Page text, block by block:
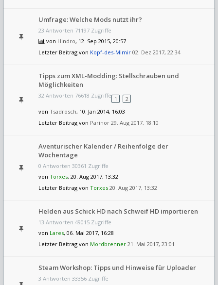
Umfrage: Welche Mods nutzt ihr?
23 Antworten 71197 Zugriffe
von Hindro, 12. Sep 2015, 20:57
Letzter Beitrag von Kopf-des-Mimir 02. Dez 2017, 22:34
Tipps zum XML-Modding: Stellschrauben und
Möglichkeiten
32 Antworten 76618 Zugriffe 1
2
von Tsadrosch, 10. Jan 2014, 16:03
Letzter Beitrag von Parinor 29. Aug 2017, 18:10
Aventurischer Kalender / Reihenfolge der
Wochentage
0 Antworten 30361 Zugriffe
von Torxes, 20. Aug 2017, 13:32
Letzter Beitrag von Torxes 20. Aug 2017, 13:32
Helden aus Schick HD nach Schweif HD importieren
13 Antworten 49015 Zugriffe
von Lares, 06. Mai 2017, 16:28
Letzter Beitrag von Mordbrenner 21. Mai 2017, 23:01
Steam Workshop: Tipps und Hinweise für Uploader
3 Antworten 33356 Zugriffe